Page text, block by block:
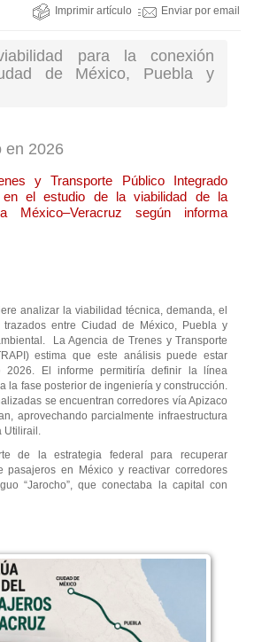
Imprimir artículo Enviar por email
para la conexión
de México, Puebla y
en 2026
y Transporte Público Integrado
en el estudio de la viabilidad de la
México–Veracruz según informa
analizar la viabilidad técnica, demanda, el
entre Ciudad de México, Puebla y
La Agencia de Trenes y Transporte
estima que este análisis puede estar
2026. El informe permitiría definir la línea
la fase posterior de ingeniería y construcción.
se encuentran corredores vía Apizaco
aprovechando parcialmente infraestructura
Utilirail.
de la estrategia federal para recuperar
pasajeros en México y reactivar corredores
“Jarocho”, que conectaba la capital con